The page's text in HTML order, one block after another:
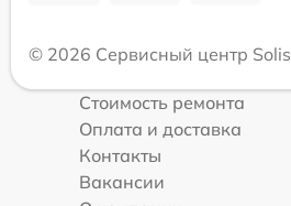
© 2026 Сервисный центр Solis
Стоимость ремонта
Оплата и доставка
Контакты
Вакансии